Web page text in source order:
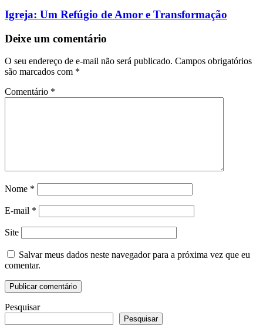
Igreja: Um Refúgio de Amor e Transformação
Deixe um comentário
O seu endereço de e-mail não será publicado. Campos obrigatórios
são marcados com *
Comentário *
Nome *
E-mail *
Site
Salvar meus dados neste navegador para a próxima vez que eu
comentar.
Pesquisar
Pesquisar